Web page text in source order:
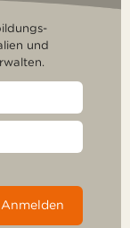
und
Anmelden